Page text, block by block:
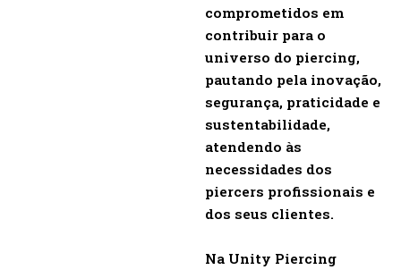
comprometidos em
contribuir para o
universo do piercing,
pautando pela inovação,
segurança, praticidade e
sustentabilidade,
atendendo às
necessidades dos
piercers profissionais e
dos seus clientes.
Na Unity Piercing